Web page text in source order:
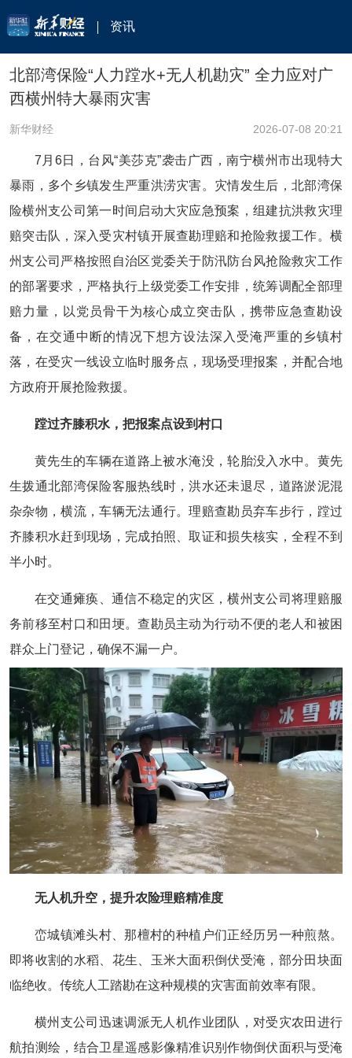
资讯
北部湾保险“人力蹚水+无人机勘灾” 全力应对广
西横州特大暴雨灾害
新华财经 2026-07-08 20:21
7月6日，台风“美莎克”袭击广西，南宁横州市出现特大
暴雨，多个乡镇发生严重洪涝灾害。灾情发生后，北部湾保
险横州支公司第一时间启动大灾应急预案，组建抗洪救灾理
赔突击队，深入受灾村镇开展查勘理赔和抢险救援工作。横
州支公司严格按照自治区党委关于防汛防台风抢险救灾工作
的部署要求，严格执行上级党委工作安排，统筹调配全部理
赔力量，以党员骨干为核心成立突击队，携带应急查勘设
备，在交通中断的情况下想方设法深入受淹严重的乡镇村
落，在受灾一线设立临时服务点，现场受理报案，并配合地
方政府开展抢险救援。
蹚过齐膝积水，把报案点设到村口
黄先生的车辆在道路上被水淹没，轮胎没入水中。黄先
生拨通北部湾保险客服热线时，洪水还未退尽，道路淤泥混
杂杂物，横流，车辆无法通行。理赔查勘员弃车步行，蹚过
齐膝积水赶到现场，完成拍照、取证和损失核实，全程不到
半小时。
在交通瘫痪、通信不稳定的灾区，横州支公司将理赔服
务前移至村口和田埂。查勘员主动为行动不便的老人和被困
群众上门登记，确保不漏一户。
无人机升空，提升农险理赔精准度
峦城镇滩头村、那檀村的种植户们正经历另一种煎熬。
即将收割的水稻、花生、玉米大面积倒伏受淹，部分田块面
临绝收。传统人工踏勘在这种规模的灾害面前效率有限。
横州支公司迅速调派无人机作业团队，对受灾农田进行
航拍测绘，结合卫星遥感影像精准识别作物倒伏面积与受淹